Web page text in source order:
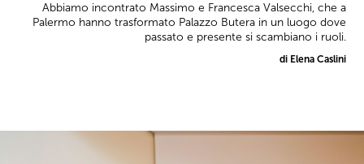
Abbiamo incontrato Massimo e Francesca Valsecchi, che a
Palermo hanno trasformato Palazzo Butera in un luogo dove
passato e presente si scambiano i ruoli.
di Elena Caslini